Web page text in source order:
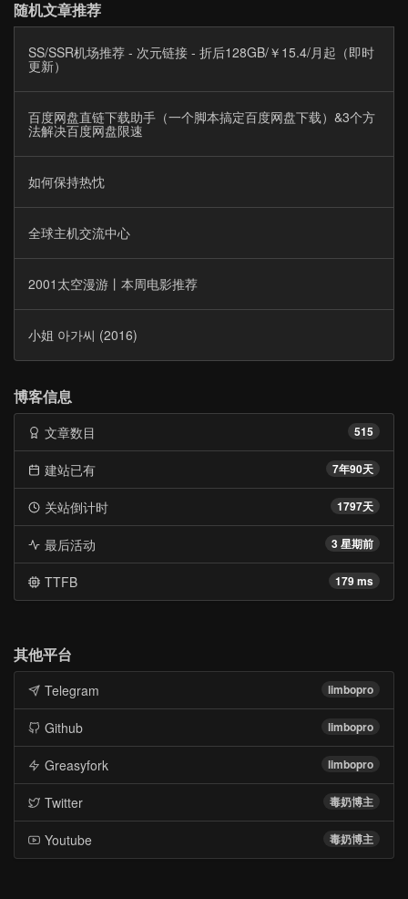
随机文章推荐
SS/SSR机场推荐 - 次元链接 - 折后128GB/￥15.4/月起（即时
更新）
百度网盘直链下载助手（一个脚本搞定百度网盘下载）&3个方
法解决百度网盘限速
如何保持热忱
全球主机交流中心
2001太空漫游丨本周电影推荐
小姐 아가씨 (2016)
博客信息
515
文章数目
7年90天
建站已有
1797天
关站倒计时
3 星期前
最后活动
179 ms
TTFB
其他平台
limbopro
Telegram
limbopro
Github
limbopro
Greasyfork
毒奶博主
Twitter
毒奶博主
Youtube